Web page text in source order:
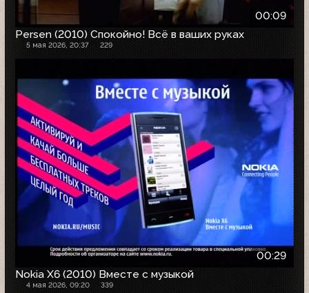
00:09
Persen (2010) Спокойно! Всё в ваших руках
5 мая 2026, 20:37 229
00:29
Nokia X6 (2010) Вместе с музыкой
4 мая 2026, 09:20 339